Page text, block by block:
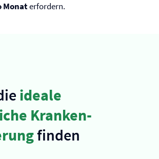
Monaterfordern.
ideale
Kranken­
finden